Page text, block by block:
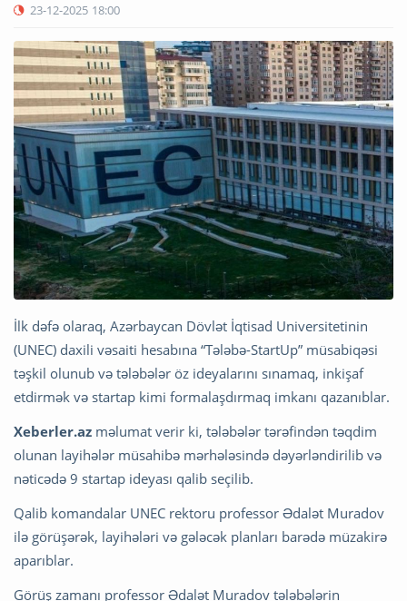
23-12-2025 18:00
İlk dəfə olaraq, Azərbaycan Dövlət İqtisad Universitetinin
(UNEC) daxili vəsaiti hesabına “Tələbə-StartUp” müsabiqəsi
təşkil olunub və tələbələr öz ideyalarını sınamaq, inkişaf
etdirmək və startap kimi formalaşdırmaq imkanı qazanıblar.
Xeberler.az məlumat verir ki, tələbələr tərəfindən təqdim
olunan layihələr müsahibə mərhələsində dəyərləndirilib və
nəticədə 9 startap ideyası qalib seçilib.
Qalib komandalar UNEC rektoru professor Ədalət Muradov
ilə görüşərək, layihələri və gələcək planları barədə müzakirə
aparıblar.
Görüş zamanı professor Ədalət Muradov tələbələrin